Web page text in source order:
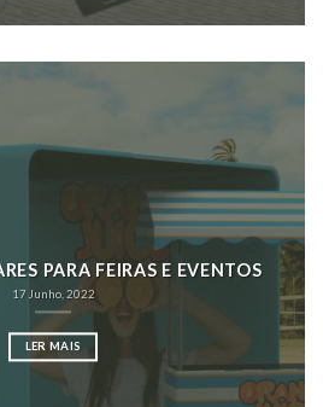
PARA FEIRAS E EVENTOS
17 Junho, 2022
LER MAIS